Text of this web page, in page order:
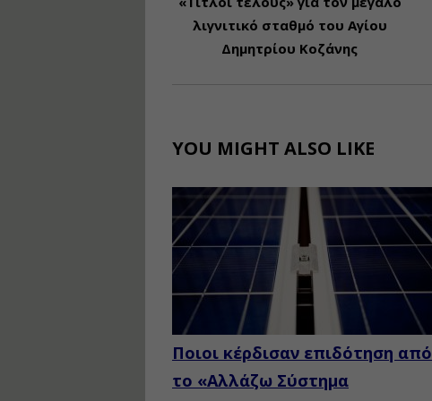
λιγνιτικό σταθμό του Αγίου
Δημητρίου Κοζάνης
YOU MIGHT ALSO LIKE
Ποιοι κέρδισαν επιδότηση από
το «Αλλάζω Σύστημα